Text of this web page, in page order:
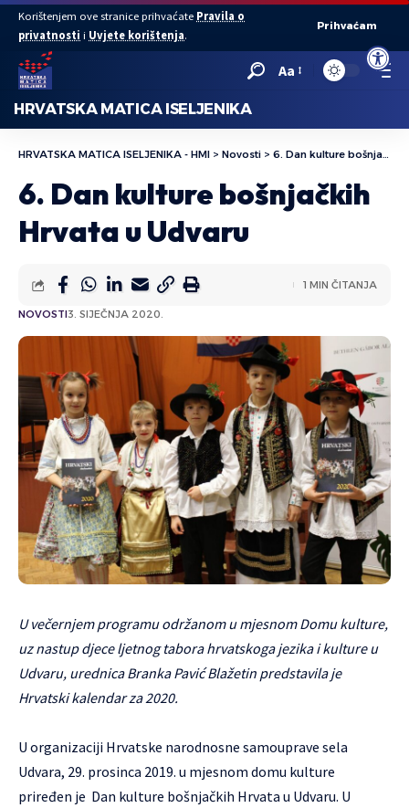
Open
Korištenjem ove stranice prihvaćate Pravila o
privatnosti i Uvjete korištenja.
Prihvaćam
Aa
HRVATSKA MATICA ISELJENIKA
HRVATSKA MATICA ISELJENIKA - HMI > Novosti > 6. Dan kulture bošnjačkih Hrvata u Udvaru
6. Dan kulture bošnjačkih
Hrvata u Udvaru
NOVOSTI3. SIJEČNJA 2020.
1 MIN ČITANJA
U večernjem programu održanom u mjesnom Domu kulture,
uz nastup djece ljetnog tabora hrvatskoga jezika i kulture u
Udvaru, urednica Branka Pavić Blažetin predstavila je
Hrvatski kalendar za 2020.
U organizaciji Hrvatske narodnosne samouprave sela
Udvara, 29. prosinca 2019. u mjesnom domu kulture
priređen je Dan kulture bošnjačkih Hrvata u Udvaru. U